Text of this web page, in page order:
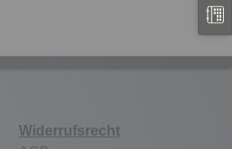
Widerrufsrecht